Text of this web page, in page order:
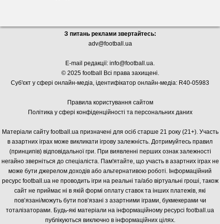
З питань реклами звертайтесь:
adv@football.ua
E-mail редакції: info@football.ua.
© 2025 football Всі права захищені.
Суб'єкт у сфері онлайн-медіа, ідентифікатор онлайн-медіа: R40-05983
Правила користування сайтом
Політика у сфері конфіденційності та персональних даних
Матеріали сайту football.ua призначені для осіб старше 21 року (21+). Участь
в азартних іграх може викликати ігрову залежність. Дотримуйтесь правил
(принципів) відповідальної гри. При виявленні перших ознак залежності
негайно зверніться до спеціаліста. Пам'ятайте, що участь в азартних іграх не
може бути джерелом доходів або альтернативою роботі. Інформаційний
ресурс football.ua не проводить ігри на реальні та/або віртуальні гроші, також
сайт не приймає ні в якій формі оплату ставок та інших платежів, які
пов’язані/можуть бути пов’язані з азартними іграми, букмекерами чи
тоталізаторами. Будь-які матеріали на інформаційному ресурсі football.ua
публікуються виключно в інформаційних цілях.